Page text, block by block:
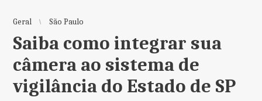
Geral São Paulo
Saiba como integrar sua
câmera ao sistema de
vigilância do Estado de SP